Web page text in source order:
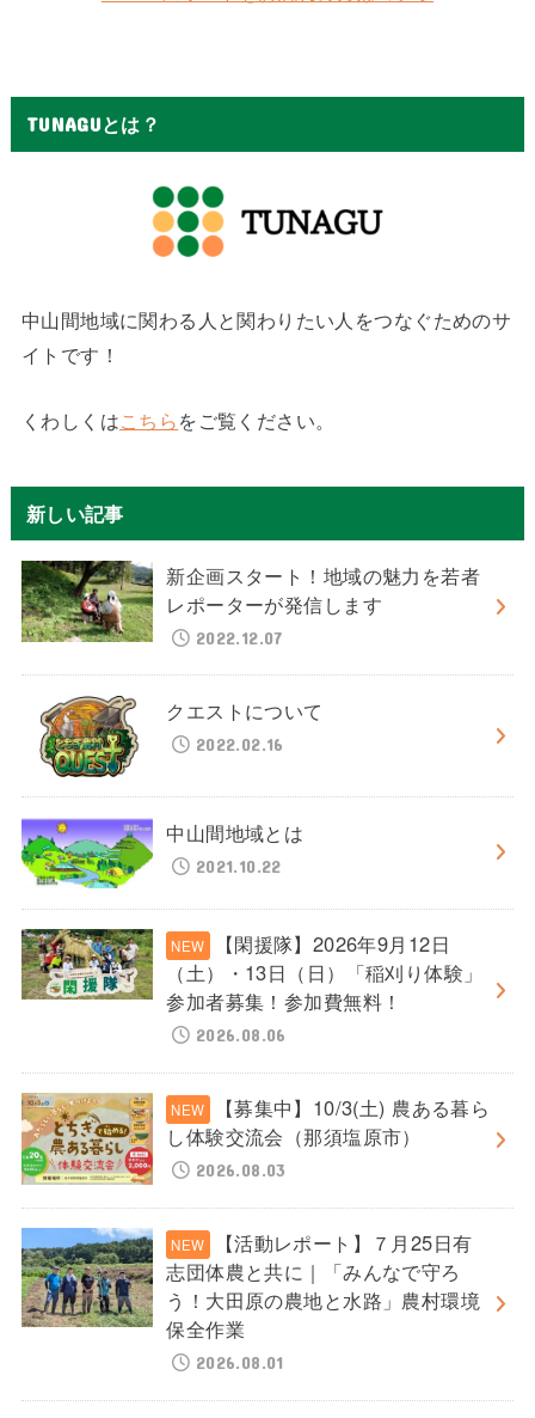
TUNAGUとは？
中山間地域に関わる人と関わりたい人をつなぐためのサ
イトです！
くわしくはこちらをご覧ください。
新しい記事
新企画スタート！地域の魅力を若者
レポーターが発信します
2022.12.07
クエストについて
2022.02.16
中山間地域とは
2021.10.22
【閑援隊】2026年9月12日
（土）・13日（日）「稲刈り体験」
参加者募集！参加費無料！
2026.08.06
【募集中】10/3(土) 農ある暮ら
し体験交流会（那須塩原市）
2026.08.03
【活動レポート】７月25日有
志団体農と共に｜「みんなで守ろ
う！大田原の農地と水路」農村環境
保全作業
2026.08.01